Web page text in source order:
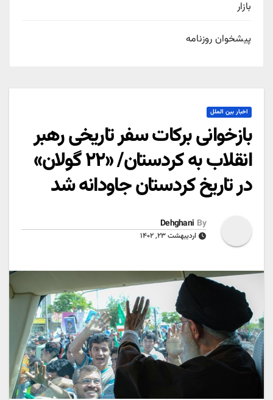
بازار
پیشخوان روزنامه
اخبار بین الملل
بازخوانی برکات سفر تاریخی رهبر
انقلاب به کردستان/ «۲۲ گولان»
در تاریخ کردستان جاودانه شد
By
Dehghani
اردیبهشت ۲۳, ۱۴۰۲